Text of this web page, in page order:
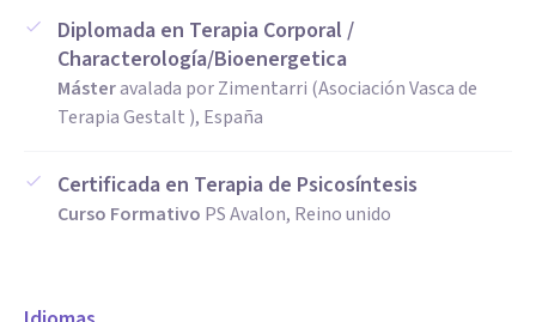
Diplomada en Terapia Corporal /
Characterología/Bioenergetica
Másteravalada por Zimentarri (Asociación Vasca de
Terapia Gestalt ), España
Certificada en Terapia de Psicosíntesis
Curso Formativo PS Avalon, Reino unido